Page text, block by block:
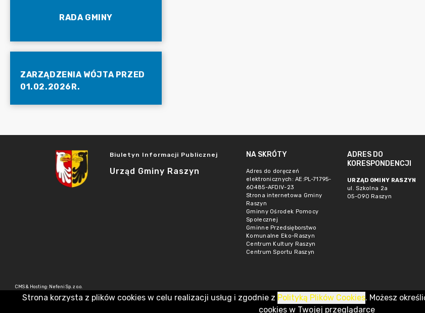
RADA GMINY
ZARZĄDZENIA WÓJTA PRZED
01.02.2026R.
Biuletyn Informacji Publicznej
Urząd Gminy Raszyn
NA SKRÓTY
Adres do doręczeń
elektronicznych: AE:PL-71795-
60485-AFDIV-23
Strona internetowa Gminy
Raszyn
Gminny Ośrodek Pomocy
Społecznej
Gminne Przedsięborstwo
Komunalne Eko-Raszyn
Centrum Kultury Raszyn
Centrum Sportu Raszyn
ADRES DO
KORESPONDENCJI
URZĄD GMINY RASZYN
ul. Szkolna 2a
05-090 Raszyn
CMS & Hosting: Nefeni Sp. z o.o.
Strona korzysta z plików cookies w celu realizacji usług i zgodnie z Polityką Plików Cookies. Możesz
cookies w Twojej przeglądarce